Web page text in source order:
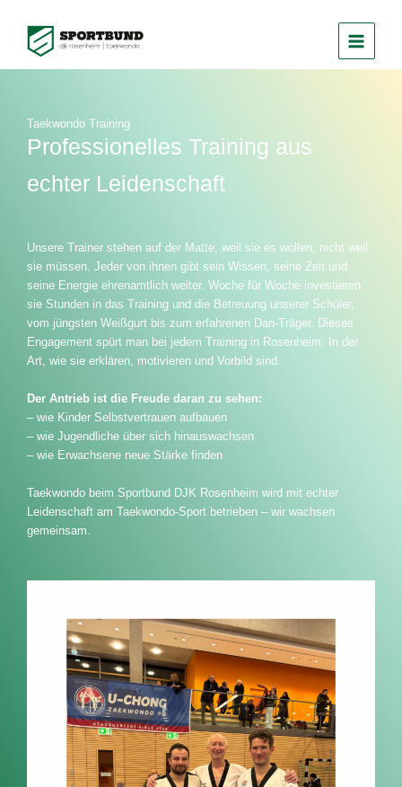
Inhalt
springen
Taekwondo Training
Professionelles Training aus
echter Leidenschaft
Unsere Trainer stehen auf der Matte, weil sie es wollen, nicht weil
sie müssen. Jeder von ihnen gibt sein Wissen, seine Zeit und
seine Energie ehrenamtlich weiter. Woche für Woche investieren
sie Stunden in das Training und die Betreuung unserer Schüler,
vom jüngsten Weißgurt bis zum erfahrenen Dan-Träger. Dieses
Engagement spürt man bei jedem Training in Rosenheim: In der
Art, wie sie erklären, motivieren und Vorbild sind.
Der Antrieb ist die Freude daran zu sehen:
– wie Kinder Selbstvertrauen aufbauen
– wie Jugendliche über sich hinauswachsen
– wie Erwachsene neue Stärke finden
Taekwondo beim Sportbund DJK Rosenheim wird mit echter
Leidenschaft am Taekwondo-Sport betrieben – wir wachsen
gemeinsam.